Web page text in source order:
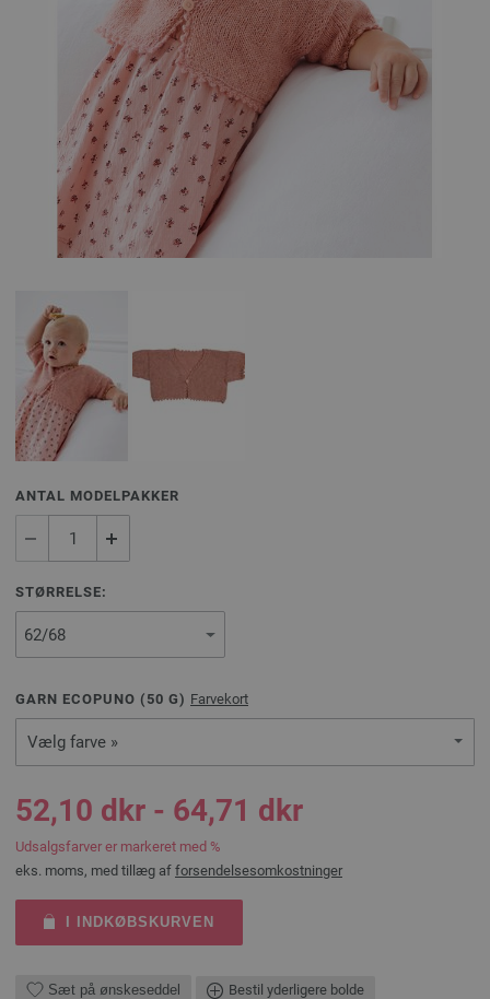
ANTAL MODELPAKKER
STØRRELSE:
GARN ECOPUNO ( 50 G) Farvekort
Vælg farve »
52,10 dkr - 64,71 dkr
Udsalgsfarver er markeret med %
eks. moms, med tillæg af forsendelsesomkostninger
I INDKØBSKURVEN
Sæt på ønskeseddel Bestil yderligere bolde